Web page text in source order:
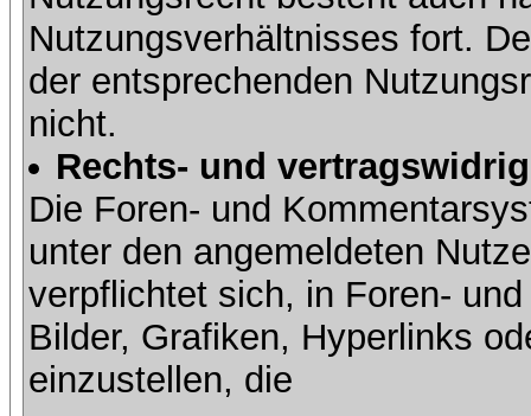
Nutzungsverhältnisses fort.
der entsprechenden
nicht.
Rechts- und
Die Foren- und
unter den angemeldeten
verpflichtet sich, in Foren-
Bilder, Grafiken, Hyperlinks
einzustellen, die